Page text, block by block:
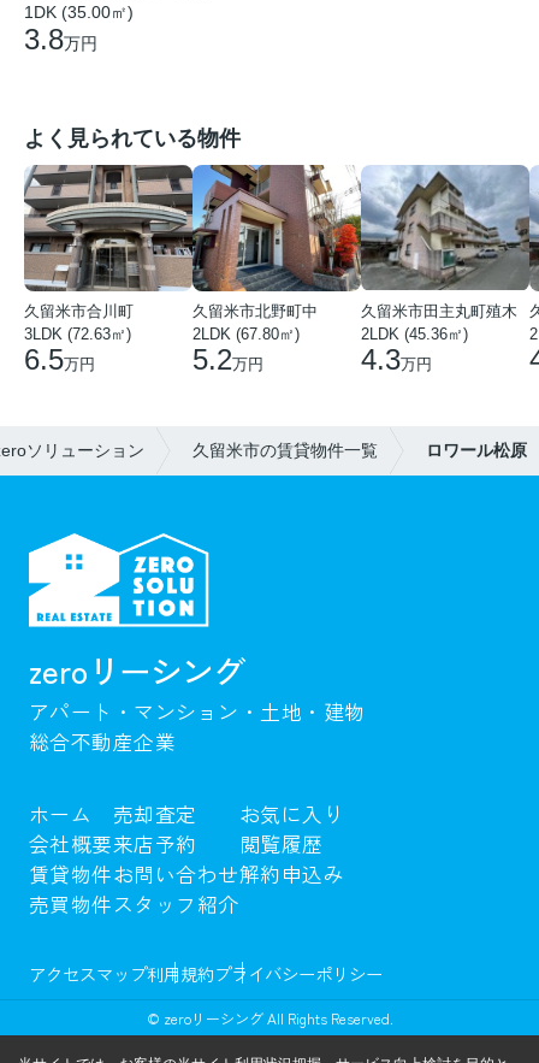
1DK (35.00㎡)
3.8万円
よく見られている物件
久留米市合川町
3LDK (72.63㎡)
6.5万円
久留米市北野町中
2LDK (67.80㎡)
5.2万円
久留米市田主丸町殖木
2LDK (45.36㎡)
4.3万円
ソリューション 久留米市の賃貸物件一覧 ロワール松原
zeroリーシング
アパート・マンション・土地・建物
総合不動産企業
ホーム
会社概要
賃貸物件
売買物件
売却査定
来店予約
お問い合わせ
スタッフ紹介
お気に入り
閲覧履歴
解約申込み
アクセスマップ利用規約プライバシーポリシー
© zeroリーシング All Rights Reserved.